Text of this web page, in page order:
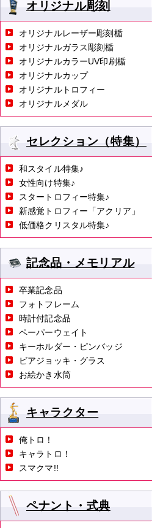
オリジナル彫刻
オリジナルレーザー彫刻楯
オリジナルガラス彫刻楯
オリジナルカラーUV印刷楯
オリジナルカップ
オリジナルトロフィー
オリジナルメダル
セレクション（特集）
和スタイル特集♪
女性向け特集♪
スタートロフィー特集♪
新感覚トロフィー「アクリア」
低価格クリスタル特集♪
記念品・メモリアル
卒業記念品
フォトフレーム
時計付記念品
ペーパーウェイト
キーホルダー・ピンバッジ
ビアジョッキ・グラス
お絵かき水筒
キャラクター
俺トロ！
キャラトロ！
スマクマ!!
ペナント・式典